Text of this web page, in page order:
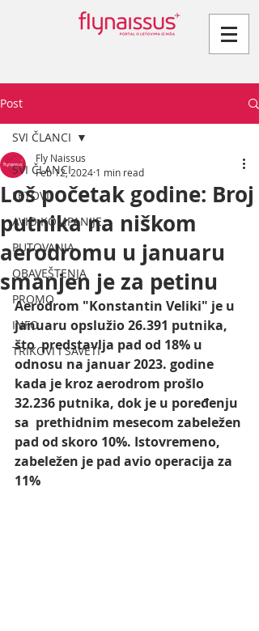
Post
SVI ČLANCI
LETOVI
AVIO KOMPANIJE
PUTOVANJA
OBAVEŠTENJA
PROMO
INFO
TRIKOVI I SAVETI
SVI ČLANCI
Loš početak godine: Broj
putnika na niškom
aerodromu u januaru
smanjen je za petinu
Fly Naissus
Feb 12, 2024 1 min read
Aerodrom "Konstantin Veliki" je u
januaru opslužio 26.391 putnika,
što  predstavlja pad od 18% u
odnosu na januar 2023. godine
kada je kroz aerodrom prošlo
32.236 putnika, dok je u poređenju
sa  prethidnim mesecom zabeležen
pad od skoro 10%. Istovremeno,
zabeležen je pad avio operacija za
11%